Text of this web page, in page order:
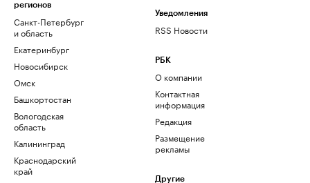
регионов
Санкт-Петербург
и область
Екатеринбург
Новосибирск
Омск
Башкортостан
Вологодская
область
Калининград
Краснодарский
край
Уведомления
RSS Новости
РБК
О компании
Контактная
информация
Редакция
Размещение
рекламы
Другие